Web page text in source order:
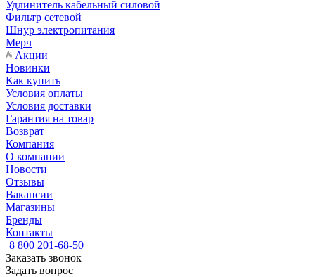
Удлинитель кабельный силовой
Фильтр сетевой
Шнур электропитания
Мерч
Акции
Новинки
Как купить
Условия оплаты
Условия доставки
Гарантия на товар
Возврат
Компания
О компании
Новости
Отзывы
Вакансии
Магазины
Бренды
Контакты
8 800 201-68-50
Заказать звонок
Задать вопрос